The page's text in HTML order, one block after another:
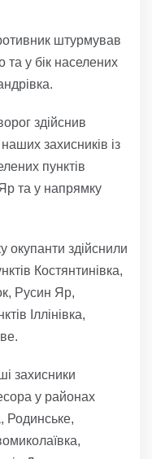
штурмував
та у бік населених
здійснив
захисників із
пунктів
та у напрямку
окупанти здійснили
Костянтинівка,
Русин Яр,
Іллінівка,
захисники
у районах
Родинське,